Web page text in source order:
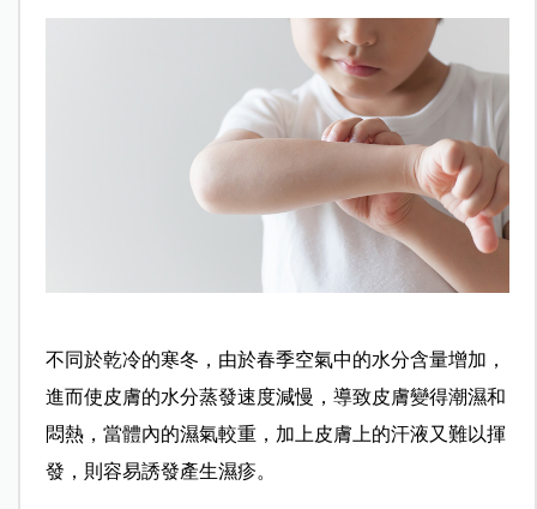
不同於乾冷的寒冬，由於春季空氣中的水分含量增加，
進而使皮膚的水分蒸發速度減慢，導致皮膚變得潮濕和
悶熱，當體內的濕氣較重，加上皮膚上的汗液又難以揮
發，則容易誘發產生濕疹。